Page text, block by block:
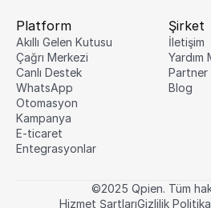
Platform
Akıllı Gelen Kutusu
Çağrı Merkezi
Canlı Destek
WhatsApp
Otomasyon
Kampanya
E-ticaret
Entegrasyonlar
Şirket
İletişim
Yardım
Partner
Blog
©2025 Qpien. Tüm
Hizmet ŞartlarıGizlilik